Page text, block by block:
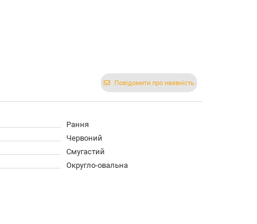
Повідомити про наявність
Рання
Червоний
Смугастий
Округло-овальна